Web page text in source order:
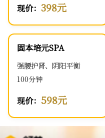
现价： 398元
固本培元SPA
强腰护肾、阴阳平衡
100分钟
现价： 598元